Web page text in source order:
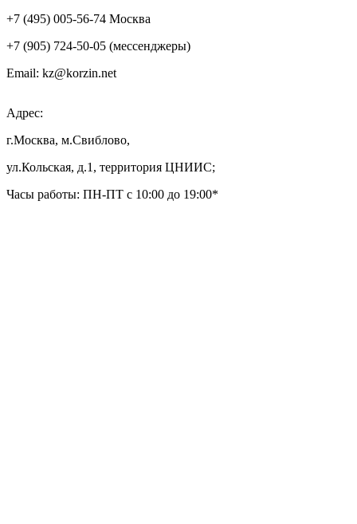
+7 (495) 005-56-74 Москва
+7 (905) 724-50-05 (мессенджеры)
Email: kz@korzin.net
Адрес:
г.Москва, м.Свиблово,
ул.Кольская, д.1, территория ЦНИИС;
Часы работы: ПН-ПТ с 10:00 до 19:00*